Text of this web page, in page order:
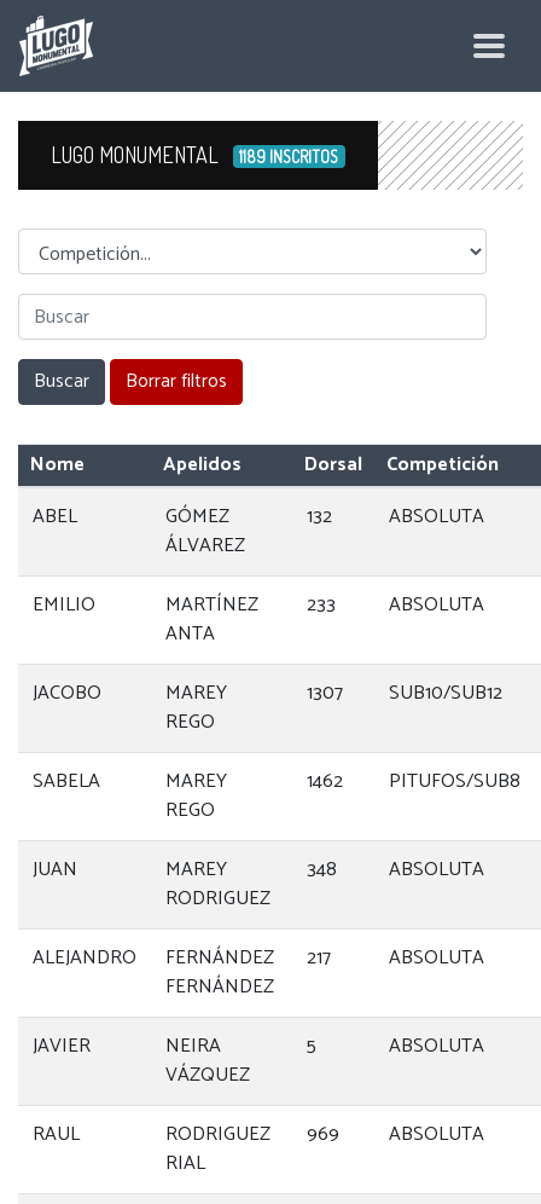
LUGO MONUMENTAL 1189 INSCRITOS
Competicion
Nome Apelidos Dorsal
Competición
ABEL
GÓMEZ
ÁLVAREZ
132 ABSOLUTA
EMILIO
MARTÍNEZ
ANTA
233 ABSOLUTA
JACOBO
MAREY
REGO
1307 SUB10/SUB12
SABELA
MAREY
REGO
1462 PITUFOS/SUB8
JUAN
MAREY
RODRIGUEZ
348 ABSOLUTA
ALEJANDRO
FERNÁNDEZ
FERNÁNDEZ
217 ABSOLUTA
JAVIER
NEIRA
VÁZQUEZ
5 ABSOLUTA
RAUL
RODRIGUEZ
RIAL
969 ABSOLUTA